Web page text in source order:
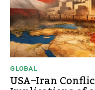
GLOBAL
USA–Iran